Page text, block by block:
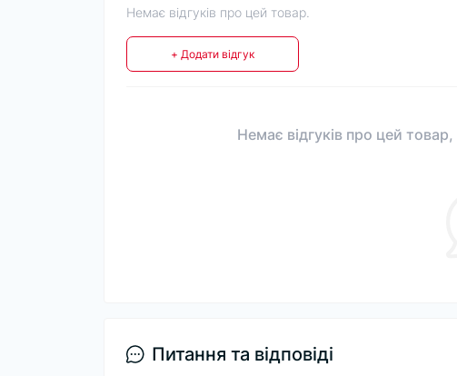
Немає відгуків про цей товар.
+ Додати відгук
Немає відгуків про цей
Питання та відповіді